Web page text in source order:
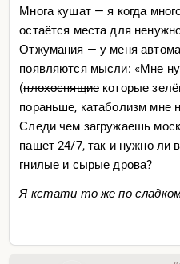
Многа кушат — я когда
остаётся места для
Отжумания — у меня
появляются мысли: «Мне
(плохоспящие которые
пораньше, катаболизм мне
Следи чем загружаешь
пашет 24/7, так и нужно ли
гнилые и сырые дрова?
Я кстати то же по